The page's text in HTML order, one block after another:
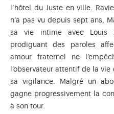
l’hôtel du Juste en ville.
n’a pas vu depuis sept ans,
sa vie intime avec Louis
prodiguant des paroles
amour fraternel ne
l’observateur attentif de la
sa vigilance. Malgré un
gagne progressivement la
à son tour.